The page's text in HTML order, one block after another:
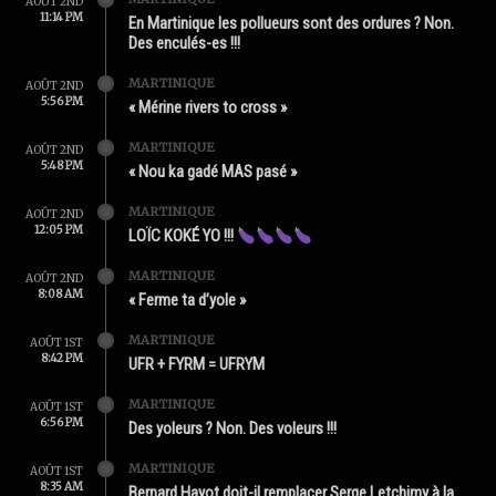
11:14 PM
En Martinique les pollueurs sont des ordures ? Non.
Des enculés-es !!!
AOÛT 2ND
5:56 PM
MARTINIQUE
« Mérine rivers to cross »
AOÛT 2ND
5:48 PM
MARTINIQUE
« Nou ka gadé MAS pasé »
AOÛT 2ND
12:05 PM
MARTINIQUE
LOÏC KOKÉ YO !!!
AOÛT 2ND
8:08 AM
MARTINIQUE
« Ferme ta d’yole »
AOÛT 1ST
8:42 PM
MARTINIQUE
UFR + FYRM = UFRYM
AOÛT 1ST
6:56 PM
MARTINIQUE
Des yoleurs ? Non. Des voleurs !!!
AOÛT 1ST
8:35 AM
MARTINIQUE